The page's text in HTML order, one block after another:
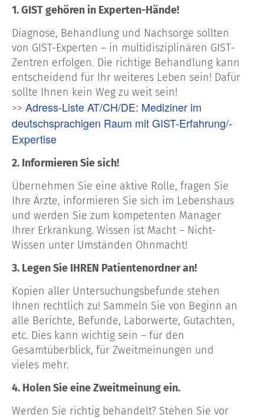
1. GIST gehören in Experten-Hände!
Diagnose, Behandlung und Nachsorge sollten
von GIST-Experten – in multidisziplinären GIST-
Zentren erfolgen. Die richtige Behandlung kann
entscheidend für Ihr weiteres Leben sein! Dafür
sollte Ihnen kein Weg zu weit sein!
>> Adress-Liste AT/CH/DE: Mediziner im
deutschsprachigen Raum mit GIST-Erfahrung/-
Expertise
2. Informieren Sie sich!
Übernehmen Sie eine aktive Rolle, fragen Sie
Ihre Ärzte, informieren Sie sich im Lebenshaus
und werden Sie zum kompetenten Manager
Ihrer Erkrankung. Wissen ist Macht – Nicht-
Wissen unter Umständen Ohnmacht!
3. Legen Sie IHREN Patientenordner an!
Kopien aller Untersuchungsbefunde stehen
Ihnen rechtlich zu! Sammeln Sie von Beginn an
alle Berichte, Befunde, Laborwerte, Gutachten,
etc. Dies kann wichtig sein – für den
Gesamtüberblick, für Zweitmeinungen und
vieles mehr.
4. Holen Sie eine Zweitmeinung ein.
Werden Sie richtig behandelt? Stehen Sie vor